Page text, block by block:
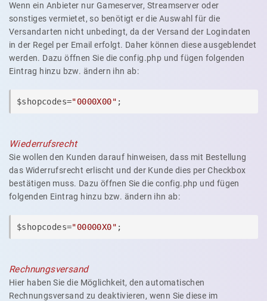
Wenn ein Anbieter nur Gameserver, Streamserver oder
sonstiges vermietet, so benötigt er die Auswahl für die
Versandarten nicht unbedingt, da der Versand der Logindaten
in der Regel per Email erfolgt. Daher können diese ausgeblendet
werden. Dazu öffnen Sie die config.php und fügen folgenden
Eintrag hinzu bzw. ändern ihn ab:
$shopcodes="0000X00" ;
Wiederrufsrecht
Sie wollen den Kunden darauf hinweisen, dass mit Bestellung
das Widerrufsrecht erlischt und der Kunde dies per Checkbox
bestätigen muss. Dazu öffnen Sie die config.php und fügen
folgenden Eintrag hinzu bzw. ändern ihn ab:
$shopcodes="00000X0" ;
Rechnungsversand
Hier haben Sie die Möglichkeit, den automatischen
Rechnungsversand zu deaktivieren, wenn Sie diese im